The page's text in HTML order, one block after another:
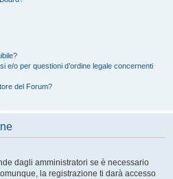
e/o per questioni d’ordine legale concernenti
del Forum?
dagli amministratori se è necessario
la registrazione ti darà accesso